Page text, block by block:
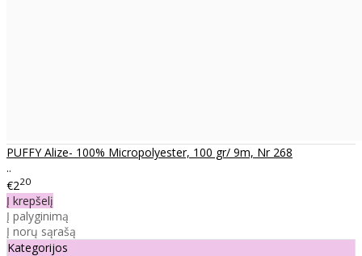
PUFFY Alize- 100% Micropolyester, 100 gr/ 9m, Nr 268
..
€220
Į krepšelį
Į palyginimą
Į norų sąrašą
Kategorijos